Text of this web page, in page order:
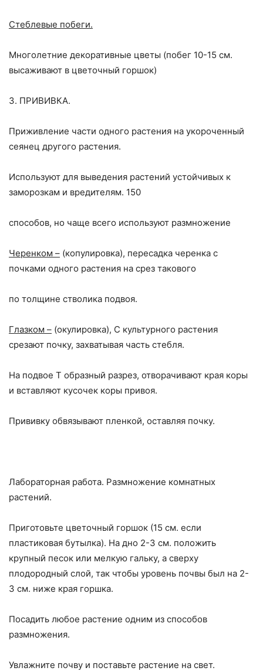
Стеблевые побеги.
Многолетние декоративные цветы (побег 10-15 см.
высаживают в цветочный горшок)
3. ПРИВИВКА.
Приживление части одного растения на укороченный
сеянец другого растения.
Используют для выведения растений устойчивых к
заморозкам и вредителям. 150
способов, но чаще всего используют размножение
Черенком – (копулировка), пересадка черенка с
почками одного растения на срез такового
по толщине стволика подвоя.
Глазком – (окулировка), С культурного растения
срезают почку, захватывая часть стебля.
На подвое Т образный разрез, отворачивают края коры
и вставляют кусочек коры привоя.
Прививку обвязывают пленкой, оставляя почку.
Лабораторная работа. Размножение комнатных
растений.
Приготовьте цветочный горшок (15 см. если
пластиковая бутылка). На дно 2-3 см. положить
крупный песок или мелкую гальку, а сверху
плодородный слой, так чтобы уровень почвы был на 2-
3 см. ниже края горшка.
Посадить любое растение одним из способов
размножения.
Увлажните почву и поставьте растение на свет.